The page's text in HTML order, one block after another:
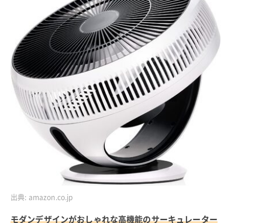
出典: amazon.co.jp
モダンデザインがおしゃれな高機能のサーキュレーター